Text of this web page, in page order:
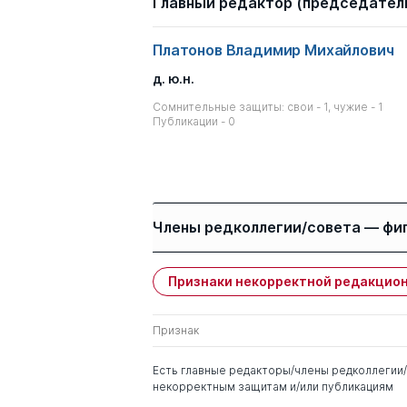
Платонов Владимир Михайлович
д. ю.н.
Сомнительные защиты: свои - 1, чужие - 1
Публикации - 0
Члены редколлегии/совета —
Имя Степень
Медведев Николай
Павлович
Абрамова Ольга
Признаки некорректной
Признак
Есть главные редакторы/члены
некорректным защитам и/или публикациям